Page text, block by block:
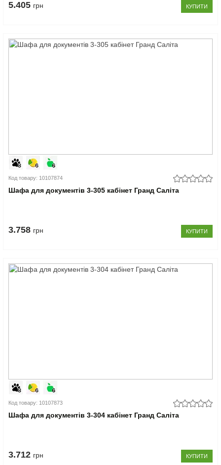
5.405 грн КУПИТИ
Код товару: 10107874
Шафа для документів 3-305 кабінет Гранд Саліта
3.758 грн КУПИТИ
Код товару: 10107873
Шафа для документів 3-304 кабінет Гранд Саліта
3.712 грн КУПИТИ